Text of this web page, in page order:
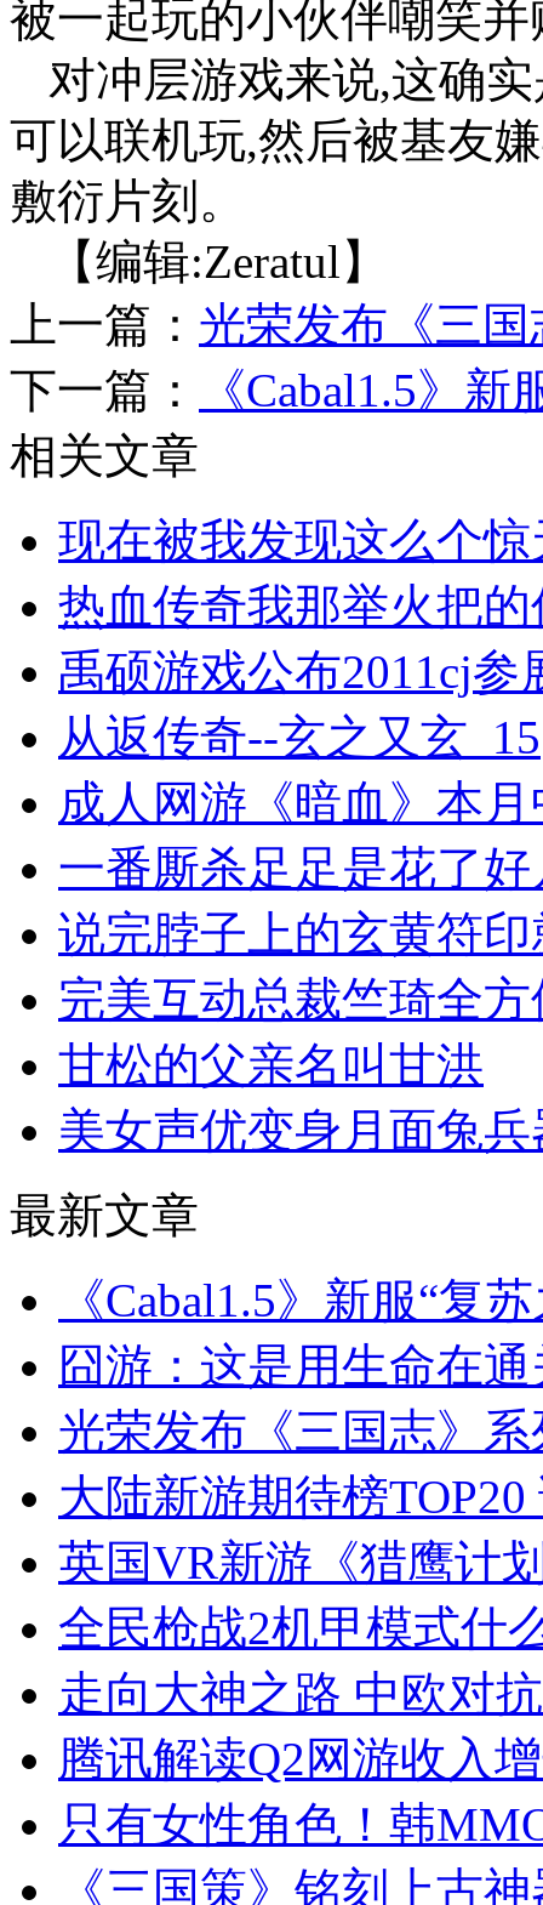
被一起玩的小伙伴嘲笑并
对冲层游戏来说,这确
可以联机玩,然后被基友
敷衍片刻。
【编辑:Zeratul】
上一篇： 光荣发布《三
下一篇：
《Cabal1.5》
相关文章
现在被我发现这么个
热血传奇我那举火把
禹硕游戏公布2011cj参
从返传奇--玄之又玄_15
成人网游《暗血》本
一番厮杀足足是花了
说完脖子上的玄黄符
完美互动总裁竺琦全
甘松的父亲名叫甘洪
美女声优变身月面兔
最新文章
《Cabal1.5》新服“复
囧游：这是用生命在
光荣发布《三国志》
大陆新游期待榜
英国VR新游《猎鹰计
全民枪战2机甲模式什
走向大神之路 中欧对
腾讯解读Q2网游收入
只有女性角色！韩
《三国策》铭刻上古